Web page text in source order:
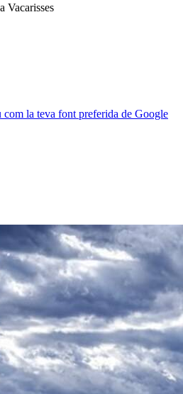
Vacarisses
la teva font preferida de Google